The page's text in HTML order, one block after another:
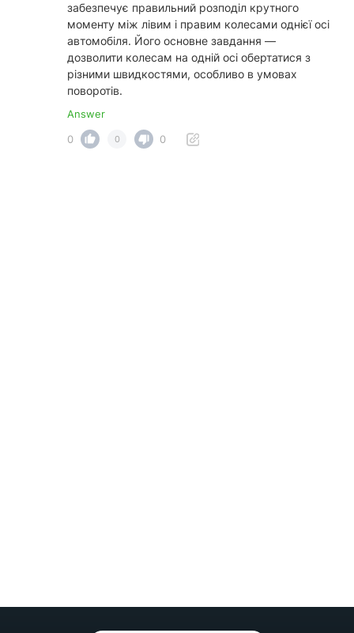
забезпечує правильний розподіл крутного
моменту між лівим і правим колесами однієї осі
автомобіля. Його основне завдання —
дозволити колесам на одній осі обертатися з
різними швидкостями, особливо в умовах
поворотів.
Answer
0
0 0